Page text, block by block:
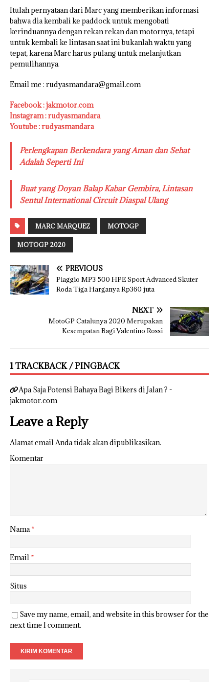
Itulah pernyataan dari Marc yang memberikan informasi
bahwa dia kembali ke paddock untuk mengobati
kerinduannya dengan rekan rekan dan motornya, tetapi
untuk kembali ke lintasan saat ini bukanlah waktu yang
tepat, karena Marc harus pulang untuk melanjutkan
pemulihannya.
Email me : rudyasmandara@gmail.com
Facebook : jakmotor.com
Instagram : rudyasmandara
Youtube : rudyasmandara
Perlengkapan Berkendara yang Aman dan Sehat
Adalah Seperti Ini
Buat yang Doyan Balap Kabar Gembira, Lintasan
Sentul International Circuit Diaspal Ulang
MARC MARQUEZ MOTOGP
MOTOGP 2020
PREVIOUS
Piaggio MP3 500 HPE Sport Advanced Skuter
Roda Tiga Harganya Rp360 juta
NEXT
MotoGP Catalunya 2020 Merupakan
Kesempatan Bagi Valentino Rossi
1 TRACKBACK / PINGBACK
Apa Saja Potensi Bahaya Bagi Bikers di Jalan ? -
jakmotor.com
Leave a Reply
Alamat email Anda tidak akan dipublikasikan.
Komentar
Nama*
Email *
Situs
Save my name, email, and website in this browser for the
next time I comment.